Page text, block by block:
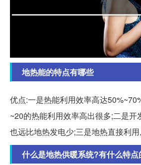
地热能的特点有哪些
优点:一是热能利用效率高达
~20的热能利用效率高出很多;二是开
也远比地热发电少;三是地热直接利用,
什么是地热供暖系统?有什么特点